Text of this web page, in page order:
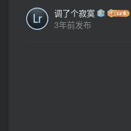
调了个寂寞
3年前发布